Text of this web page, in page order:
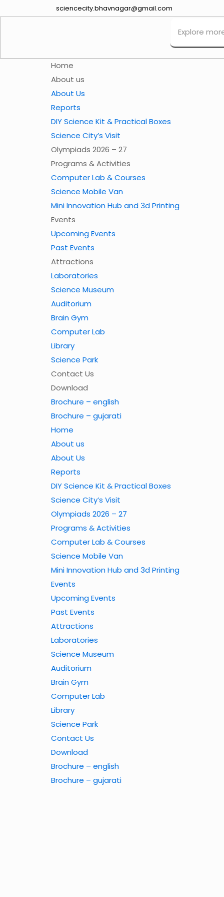
sciencecity.bhavnagar@gmail.com
Home
About us
About Us
Reports
DIY Science Kit & Practical Boxes
Science City’s Visit
Olympiads 2026 – 27
Programs & Activities
Computer Lab & Courses
Science Mobile Van
Mini Innovation Hub and 3d Printing
Events
Upcoming Events
Past Events
Attractions
Laboratories
Science Museum
Auditorium
Brain Gym
Computer Lab
Library
Science Park
Contact Us
Download
Brochure – english
Brochure – gujarati
Home
About us
About Us
Reports
DIY Science Kit & Practical Boxes
Science City’s Visit
Olympiads 2026 – 27
Programs & Activities
Computer Lab & Courses
Science Mobile Van
Mini Innovation Hub and 3d Printing
Events
Upcoming Events
Past Events
Attractions
Laboratories
Science Museum
Auditorium
Brain Gym
Computer Lab
Library
Science Park
Contact Us
Download
Brochure – english
Brochure – gujarati